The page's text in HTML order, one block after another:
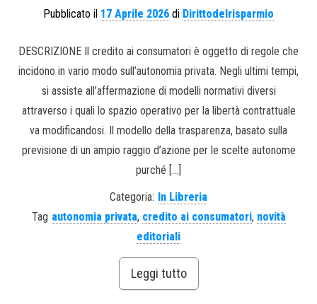
Pubblicato il 17 Aprile 2026 di Dirittodelrisparmio
DESCRIZIONE Il credito ai consumatori è oggetto di regole che
incidono in vario modo sull’autonomia privata. Negli ultimi tempi,
si assiste all’affermazione di modelli normativi diversi
attraverso i quali lo spazio operativo per la libertà contrattuale
va modificandosi. Il modello della trasparenza, basato sulla
previsione di un ampio raggio d’azione per le scelte autonome
purché […]
Categoria: In Libreria
Tag autonomia privata, credito ai consumatori, novità
editoriali
Leggi tutto